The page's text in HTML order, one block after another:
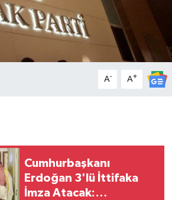
A- A+
Cumhurbaşkanı
Erdoğan 3'lü İttifaka
İmza Atacak: